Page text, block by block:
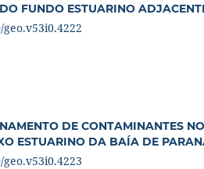
FUNDO ESTUARINO
DE CONTAMINANTES
ESTUARINO DA BAÍA DE